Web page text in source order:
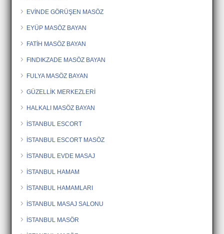
EVİNDE GÖRÜŞEN MASÖZ
EYÜP MASÖZ BAYAN
FATİH MASÖZ BAYAN
FINDIKZADE MASÖZ BAYAN
FULYA MASÖZ BAYAN
GÜZELLİK MERKEZLERİ
HALKALI MASÖZ BAYAN
İSTANBUL ESCORT
İSTANBUL ESCORT MASÖZ
İSTANBUL EVDE MASAJ
İSTANBUL HAMAM
İSTANBUL HAMAMLARI
İSTANBUL MASAJ SALONU
İSTANBUL MASÖR